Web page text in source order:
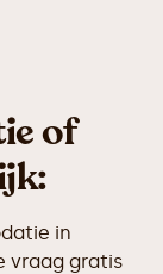
of
in
vraag gratis